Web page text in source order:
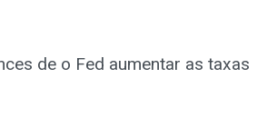
de o Fed aumentar as taxas